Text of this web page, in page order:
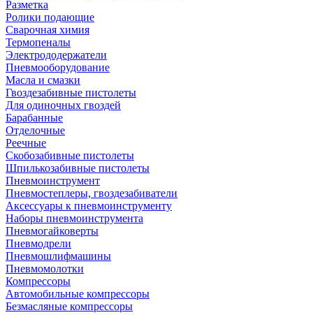
Разметка
Ролики подающие
Сварочная химия
Термопеналы
Электрододержатели
Пневмооборудование
Масла и смазки
Гвоздезабивные пистолеты
Для одиночных гвоздей
Барабанные
Отделочные
Реечные
Скобозабивные пистолеты
Шпилькозабивные пистолеты
Пневмоинструмент
Пневмостеплеры, гвоздезабиватели
Аксессуары к пневмоинструменту
Наборы пневмоинструмента
Пневмогайковерты
Пневмодрели
Пневмошлифмашины
Пневмомолотки
Компрессоры
Автомобильные компрессоры
Безмасляные компрессоры